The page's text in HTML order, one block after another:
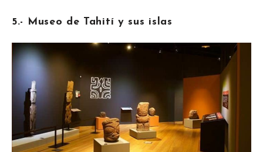
5.- Museo de Tahití y sus islas